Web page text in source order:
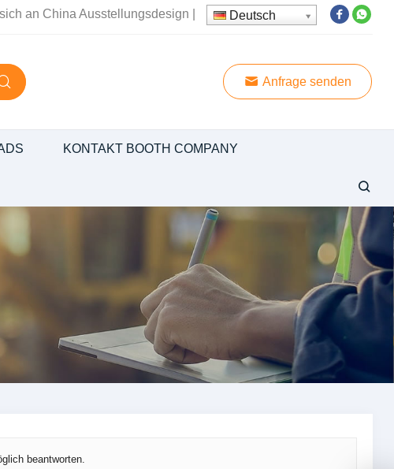
an China Ausstellungsdesign Deutsch
Anfrage senden
KONTAKT BOOTH COMPANY
beantworten.